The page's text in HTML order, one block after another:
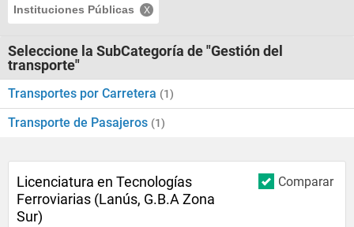
Instituciones Públicas
Seleccione la SubCategoría de "Gestión del
transporte"
Transportes por Carretera (1)
Transporte de Pasajeros (1)
Comparar
Licenciatura en Tecnologías
Ferroviarias (Lanús, G.B.A Zona
Sur)